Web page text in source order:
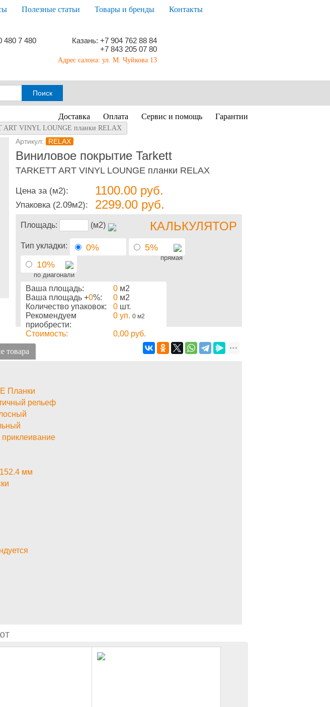
Полезные статьи Товары и бренды Контакты
480 7 480
Казань: +7 904 762 88 84
+7 843 205 07 80
Адрес салона: ул. М. Чуйкова 13
Доставка Оплата Сервис и помощь Гарантии
ART VINYL LOUNGE планки RELAX
Артикул: RELAX
Виниловое покрытие Tarkett
TARKETT ART VINYL LOUNGE планки RELAX
Цена за (м2): 1100.00руб.
Упаковка(2.09м2): 2299.00руб.
Площадь: (м2) КАЛЬКУЛЯТОР
Тип укладки: 0% 5%
прямая
10%
по диагонали
Ваша площадь: 0 м2
Ваша площадь +0%: 0 м2
Количество упаковок:
0 шт.
Рекомендуем
приобрести:
0 уп. 0 м2
Стоимость: 0,00 руб.
товара
Планки
рельеф
мм